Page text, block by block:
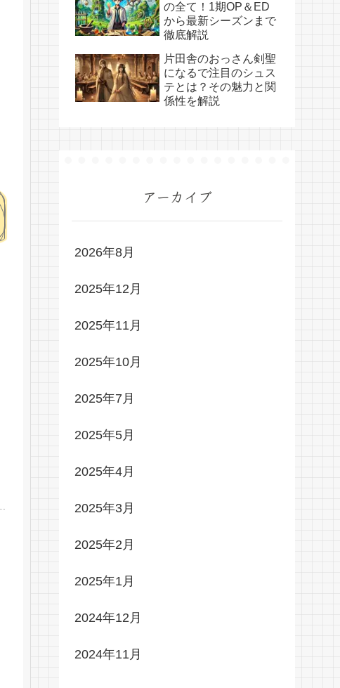
の全て！1期OP＆ED
から最新シーズンまで
徹底解説
片田舎のおっさん剣聖
になるで注目のシュス
テとは？その魅力と関
係性を解説
アーカイブ
2026年8月
2025年12月
2025年11月
2025年10月
2025年7月
2025年5月
2025年4月
2025年3月
2025年2月
2025年1月
2024年12月
2024年11月